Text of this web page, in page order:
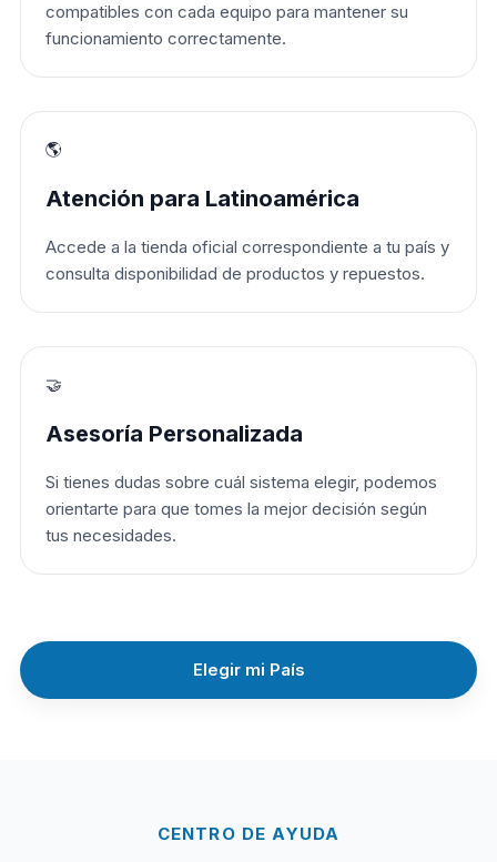
compatibles con cada equipo para mantener su
funcionamiento correctamente.
🌎
Atención para Latinoamérica
Accede a la tienda oficial correspondiente a tu país y
consulta disponibilidad de productos y repuestos.
🤝
Asesoría Personalizada
Si tienes dudas sobre cuál sistema elegir, podemos
orientarte para que tomes la mejor decisión según
tus necesidades.
Elegir mi País
CENTRO DE AYUDA